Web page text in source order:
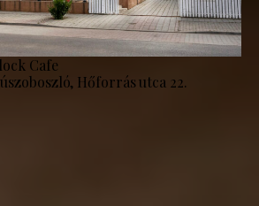
Cafe
Hőforrás utca 22.